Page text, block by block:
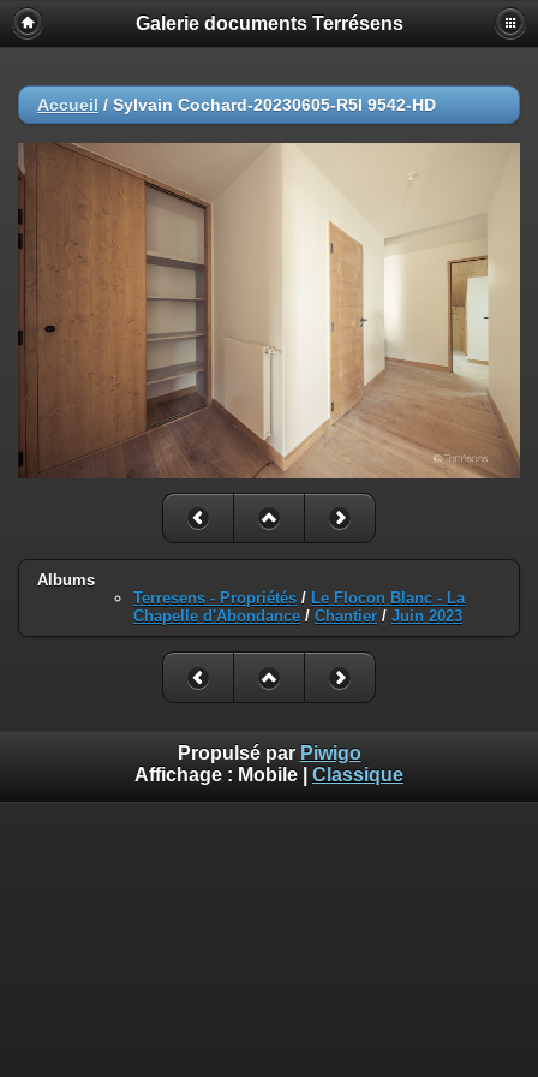
Galerie documents Terrésens
Accueil / Sylvain Cochard-20230605-R5I 9542-HD
Albums
Terresens - Propriétés / Le Flocon Blanc - La
Chapelle d'Abondance / Chantier / Juin 2023
Propulsé par Piwigo
Affichage : Mobile Classique